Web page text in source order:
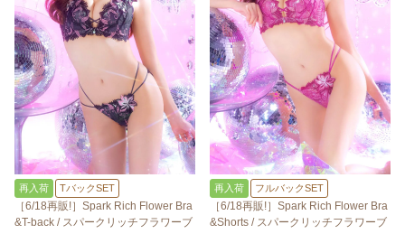
再入荷 TバックSET
［6/18再販!］Spark Rich Flower Bra
&T-back / スパークリッチフラワーブ
再入荷 フルバックSET
［6/18再販!］Spark Rich Flower Bra
&Shorts / スパークリッチフラワーブ